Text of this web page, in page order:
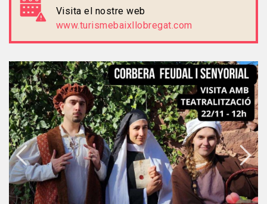
Visita el nostre web
www.turismebaixllobregat.com